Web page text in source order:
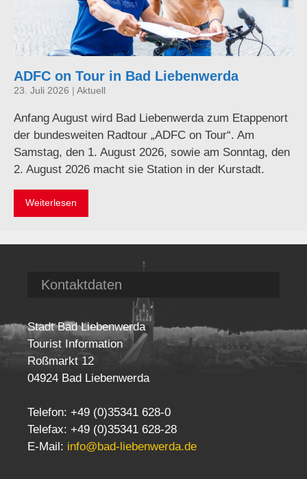
ADFC on Tour in Bad Liebenwerda
23. Juli 2026 | Aktuell
Anfang August wird Bad Liebenwerda zum Etappenort
der bundesweiten Radtour „ADFC on Tour“. Am
Samstag, den 1. August 2026, sowie am Sonntag, den
2. August 2026 macht sie Station in der Kurstadt.
Weiterlesen
Kontaktdaten
Stadt Bad Liebenwerda
Tourist Information
Roßmarkt 12
04924 Bad Liebenwerda
Telefon: +49 (0)35341 628-0
Telefax: +49 (0)35341 628-28
E-Mail: info@bad-liebenwerda.de